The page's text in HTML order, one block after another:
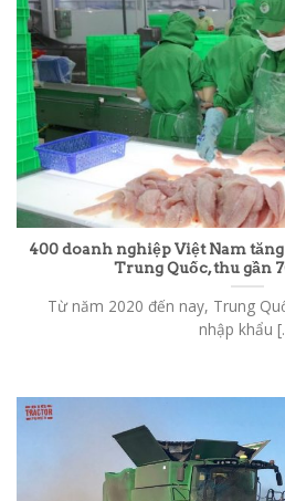
400 doanh nghiệp Việt Nam
Trung Quốc, thu gần
Từ năm 2020 đến nay, Trung
nhập khẩu